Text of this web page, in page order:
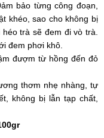
bảo từng công đoạn,
khéo, sao cho không bị
trà sẽ đem đi vò trà.
đem phơi khô.
đượm từ hồng đến đỏ
thơm nhẹ nhàng, tự
không bị lẫn tạp chất,